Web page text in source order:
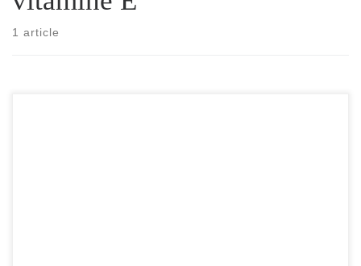
1 article